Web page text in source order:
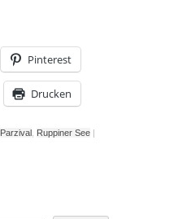
Pinterest
Drucken
Parzival Ruppiner See |